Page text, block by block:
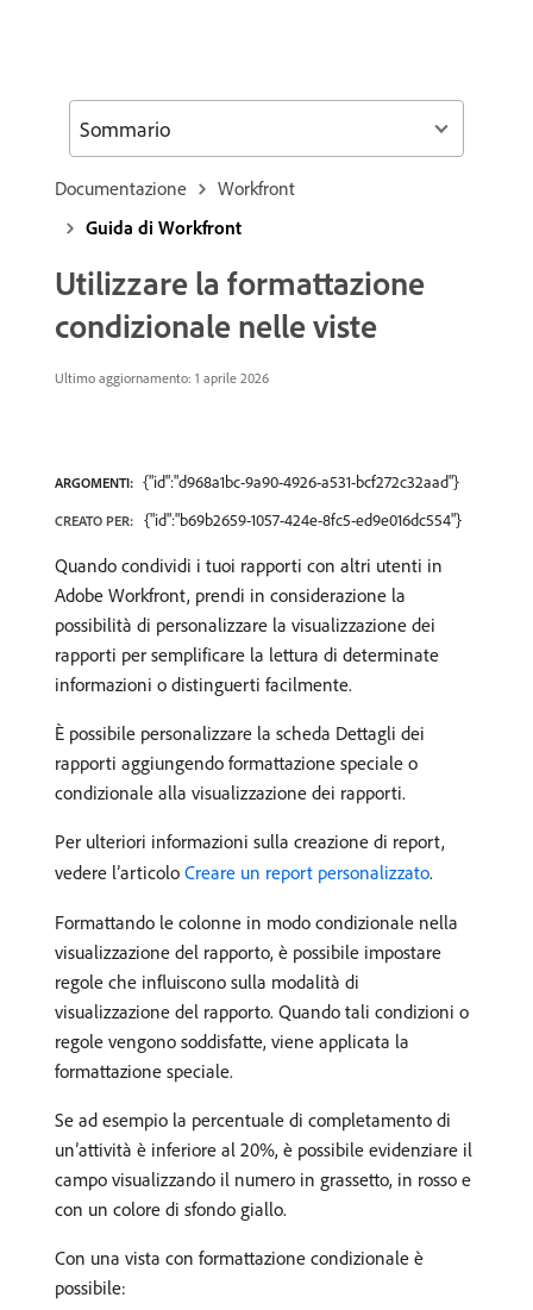
Documentazione
Workfront
Guida di Workfront
Utilizzare la formattazione
condizionale nelle viste
Ultimo aggiornamento: 1 aprile 2026
ARGOMENTI: {"id":"d968a1bc-9a90-4926-a531-bcf272c32aad"}
CREATO PER: {"id":"b69b2659-1057-424e-8fc5-ed9e016dc554"}
Quando condividi i tuoi rapporti con altri utenti in
Adobe Workfront, prendi in considerazione la
possibilità di personalizzare la visualizzazione dei
rapporti per semplificare la lettura di determinate
informazioni o distinguerti facilmente.
È possibile personalizzare la scheda Dettagli dei
rapporti aggiungendo formattazione speciale o
condizionale alla visualizzazione dei rapporti.
Per ulteriori informazioni sulla creazione di report,
vedere l’articolo Creare un report personalizzato.
Formattando le colonne in modo condizionale nella
visualizzazione del rapporto, è possibile impostare
regole che influiscono sulla modalità di
visualizzazione del rapporto. Quando tali condizioni o
regole vengono soddisfatte, viene applicata la
formattazione speciale.
Se ad esempio la percentuale di completamento di
un’attività è inferiore al 20%, è possibile evidenziare il
campo visualizzando il numero in grassetto, in rosso e
con un colore di sfondo giallo.
Con una vista con formattazione condizionale è
possibile:
Sommario